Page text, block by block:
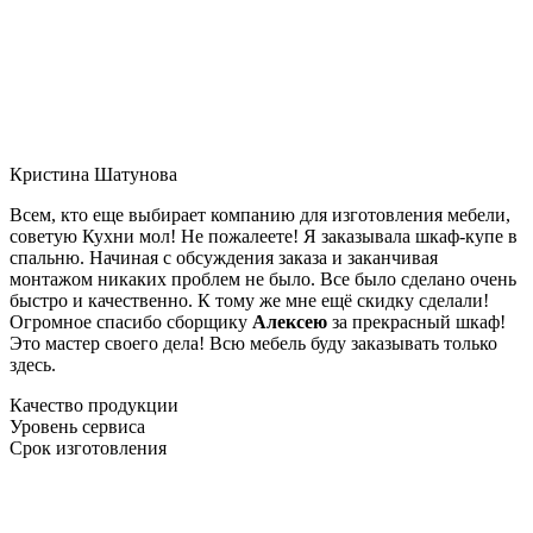
Кристина Шатунова
Всем, кто еще выбирает компанию для изготовления мебели,
советую Кухни мол! Не пожалеете! Я заказывала шкаф-купе в
спальню. Начиная с обсуждения заказа и заканчивая
монтажом никаких проблем не было. Все было сделано очень
быстро и качественно. К тому же мне ещё скидку сделали!
Огромное спасибо сборщику Алексею за прекрасный шкаф!
Это мастер своего дела! Всю мебель буду заказывать только
здесь.
Качество продукции
Уровень сервиса
Срок изготовления